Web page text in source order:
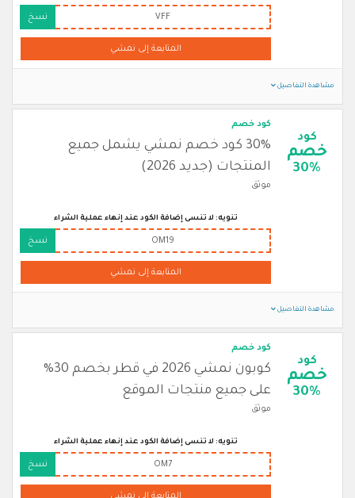
VFF نسخ
المتابعة إلى نمشي
مشاهدة التفاصيل
كود
خصم
30%
كود خصم
30% كود خصم نمشي يشمل جميع
المنتجات (جديد 2026)
موثق
تنويه: لا تنسى إضافة الكود عند إنهاء عملية الشراء
OM19 نسخ
المتابعة إلى نمشي
مشاهدة التفاصيل
كود
خصم
30%
كود خصم
كوبون نمشي 2026 في قطر بخصم 30%
على جميع منتجات الموقع
موثق
تنويه: لا تنسى إضافة الكود عند إنهاء عملية الشراء
OM7 نسخ
المتابعة إلى نمشي